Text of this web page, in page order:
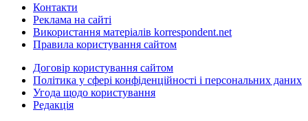
Контакти
Реклама на сайті
Використання матеріалів korrespondent.net
Правила користування сайтом
Договір користування сайтом
Політика у сфері конфіденційності і персональних даних
Угода щодо користування
Редакція